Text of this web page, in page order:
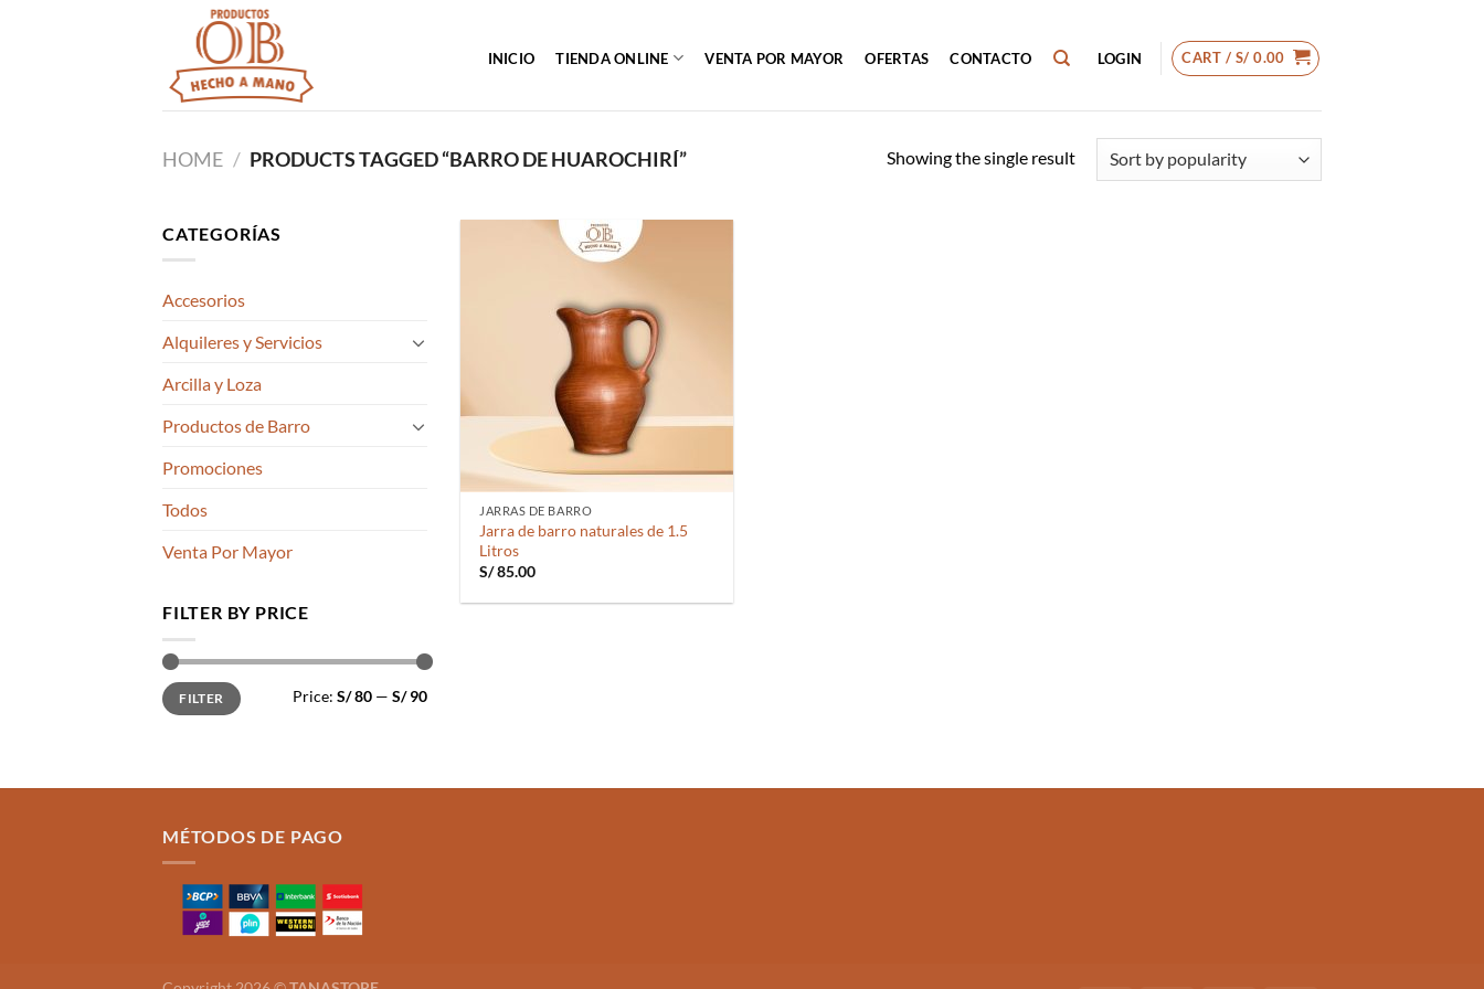
INICIO TIENDA ONLINE VENTA POR MAYOR OFERTAS CONTACTO LOGIN CART / S/ 0.00
HOME / PRODUCTS TAGGED “BARRO DE HUAROCHIRÍ” Showing the single result
CATEGORÍAS
Accesorios
Alquileres y Servicios
Arcilla y Loza
Productos de Barro
Promociones
Todos
Venta Por Mayor
FILTER BY PRICE
Min
price
Max
priceFILTER Price: S/ 80 — S/ 90
JARRAS DE BARRO
Jarra de barro naturales de 1.5
Litros
S/85.00
MÉTODOS DE PAGO